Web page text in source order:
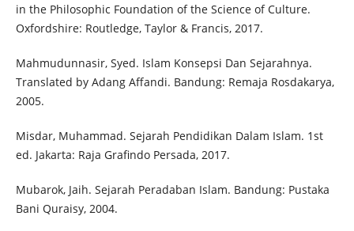
in the Philosophic Foundation of the Science of Culture.
Oxfordshire: Routledge, Taylor & Francis, 2017.
Mahmudunnasir, Syed. Islam Konsepsi Dan Sejarahnya.
Translated by Adang Affandi. Bandung: Remaja Rosdakarya,
2005.
Misdar, Muhammad. Sejarah Pendidikan Dalam Islam. 1st
ed. Jakarta: Raja Grafindo Persada, 2017.
Mubarok, Jaih. Sejarah Peradaban Islam. Bandung: Pustaka
Bani Quraisy, 2004.